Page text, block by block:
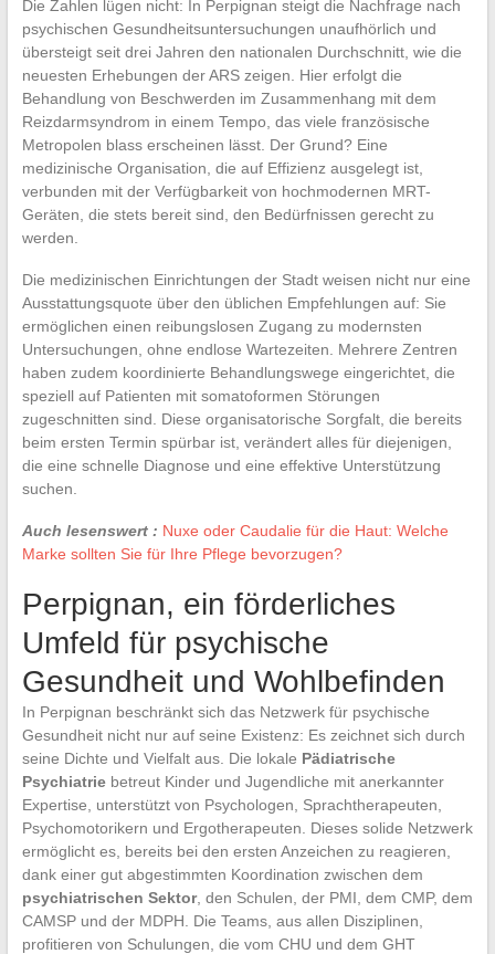
Die Zahlen lügen nicht: In Perpignan steigt die Nachfrage nach
psychischen Gesundheitsuntersuchungen unaufhörlich und
übersteigt seit drei Jahren den nationalen Durchschnitt, wie die
neuesten Erhebungen der ARS zeigen. Hier erfolgt die
Behandlung von Beschwerden im Zusammenhang mit dem
Reizdarmsyndrom in einem Tempo, das viele französische
Metropolen blass erscheinen lässt. Der Grund? Eine
medizinische Organisation, die auf Effizienz ausgelegt ist,
verbunden mit der Verfügbarkeit von hochmodernen MRT-
Geräten, die stets bereit sind, den Bedürfnissen gerecht zu
werden.
Die medizinischen Einrichtungen der Stadt weisen nicht nur eine
Ausstattungsquote über den üblichen Empfehlungen auf: Sie
ermöglichen einen reibungslosen Zugang zu modernsten
Untersuchungen, ohne endlose Wartezeiten. Mehrere Zentren
haben zudem koordinierte Behandlungswege eingerichtet, die
speziell auf Patienten mit somatoformen Störungen
zugeschnitten sind. Diese organisatorische Sorgfalt, die bereits
beim ersten Termin spürbar ist, verändert alles für diejenigen,
die eine schnelle Diagnose und eine effektive Unterstützung
suchen.
Auch lesenswert : Nuxe oder Caudalie für die Haut: Welche
Marke sollten Sie für Ihre Pflege bevorzugen?
Perpignan, ein förderliches
Umfeld für psychische
Gesundheit und Wohlbefinden
In Perpignan beschränkt sich das Netzwerk für psychische
Gesundheit nicht nur auf seine Existenz: Es zeichnet sich durch
seine Dichte und Vielfalt aus. Die lokale Pädiatrische
Psychiatriebetreut Kinder und Jugendliche mit anerkannter
Expertise, unterstützt von Psychologen, Sprachtherapeuten,
Psychomotorikern und Ergotherapeuten. Dieses solide Netzwerk
ermöglicht es, bereits bei den ersten Anzeichen zu reagieren,
dank einer gut abgestimmten Koordination zwischen dem
psychiatrischen Sektor, den Schulen, der PMI, dem CMP, dem
CAMSP und der MDPH. Die Teams, aus allen Disziplinen,
profitieren von Schulungen, die vom CHU und dem GHT